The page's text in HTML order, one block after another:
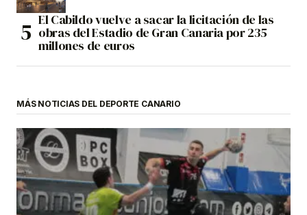
El Cabildo vuelve a sacar la licitación de las
obras del Estadio de Gran Canaria por 235
millones de euros
MÁS NOTICIAS DEL DEPORTE CANARIO